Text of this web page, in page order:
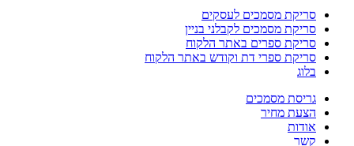
סריקת מסמכים לעסקים
סריקת מסמכים לקבלני בניין
סריקת ספרים באתר הלקוח
סריקת ספרי דת וקודש באתר הלקוח
בלוג
גריסת מסמכים
הצעת מחיר
אודות
קשר